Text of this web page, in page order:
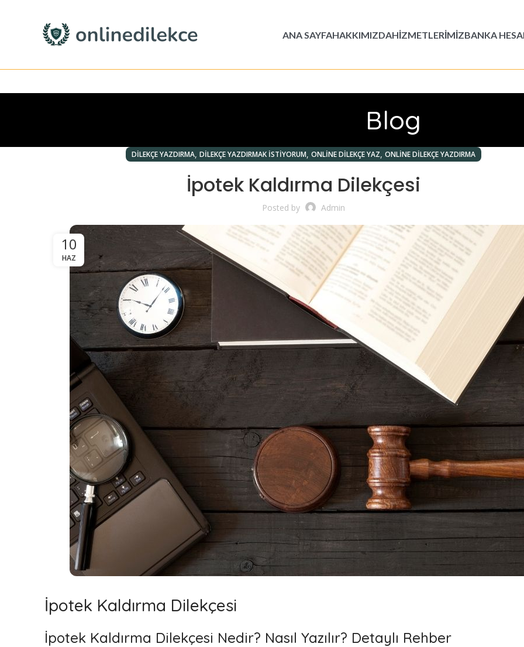
ANA SAYFAHAKKIMIZDAHIZMETLERIMIZBANKA
Blog
DILEKÇE YAZDIRMA,DILEKÇE YAZDIRMAK İSTIYORUM,ONLINE DILEKÇE YAZ,ONLINE DILEKÇE YAZDIRMA
İpotek Kaldırma Dilekçesi
Posted by Admin
10
HAZ
İpotek Kaldırma Dilekçesi
İpotek Kaldırma Dilekçesi Nedir? Nasıl Yazılır? Detaylı Rehber